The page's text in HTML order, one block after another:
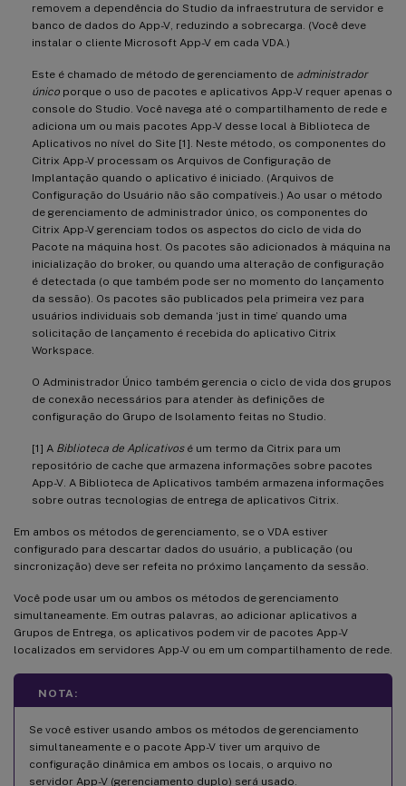
removem a dependência do Studio da infraestrutura de servidor e
banco de dados do App-V, reduzindo a sobrecarga. (Você deve
instalar o cliente Microsoft App-V em cada VDA.)
Este é chamado de método de gerenciamento de administrador
único porque o uso de pacotes e aplicativos App-V requer apenas o
console do Studio. Você navega até o compartilhamento de rede e
adiciona um ou mais pacotes App-V desse local à Biblioteca de
Aplicativos no nível do Site [1]. Neste método, os componentes do
Citrix App-V processam os Arquivos de Configuração de
Implantação quando o aplicativo é iniciado. (Arquivos de
Configuração do Usuário não são compatíveis.) Ao usar o método
de gerenciamento de administrador único, os componentes do
Citrix App-V gerenciam todos os aspectos do ciclo de vida do
Pacote na máquina host. Os pacotes são adicionados à máquina na
inicialização do broker, ou quando uma alteração de configuração
é detectada (o que também pode ser no momento do lançamento
da sessão). Os pacotes são publicados pela primeira vez para
usuários individuais sob demanda ‘just in time’ quando uma
solicitação de lançamento é recebida do aplicativo Citrix
Workspace.
O Administrador Único também gerencia o ciclo de vida dos grupos
de conexão necessários para atender às definições de
configuração do Grupo de Isolamento feitas no Studio.
[1] A Biblioteca de Aplicativosé um termo da Citrix para um
repositório de cache que armazena informações sobre pacotes
App-V. A Biblioteca de Aplicativos também armazena informações
sobre outras tecnologias de entrega de aplicativos Citrix.
Em ambos os métodos de gerenciamento, se o VDA estiver
configurado para descartar dados do usuário, a publicação (ou
sincronização) deve ser refeita no próximo lançamento da sessão.
Você pode usar um ou ambos os métodos de gerenciamento
simultaneamente. Em outras palavras, ao adicionar aplicativos a
Grupos de Entrega, os aplicativos podem vir de pacotes App-V
localizados em servidores App-V ou em um compartilhamento de rede.
NOTA:
Se você estiver usando ambos os métodos de gerenciamento
simultaneamente e o pacote App-V tiver um arquivo de
configuração dinâmica em ambos os locais, o arquivo no
servidor App-V (gerenciamento duplo) será usado.